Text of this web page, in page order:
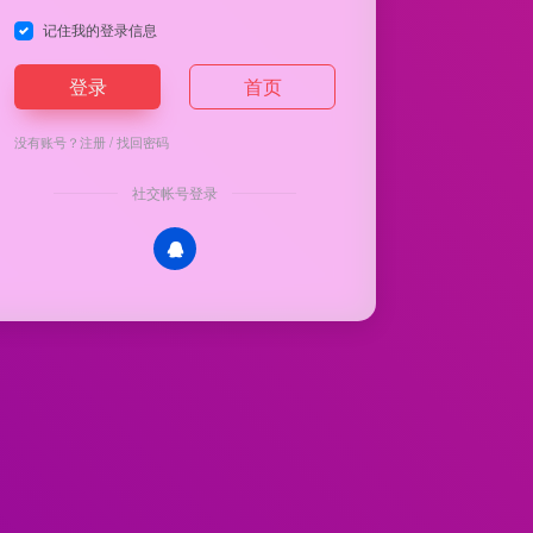
记住我的登录信息
登录 首页
没有账号？注册/找回密码
社交帐号登录